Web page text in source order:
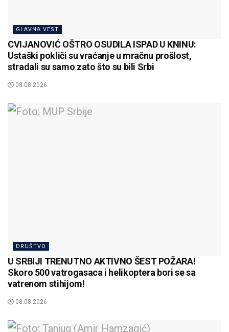
GLAVNA VEST
CVIJANOVIĆ OŠTRO OSUDILA ISPAD U KNINU:
Ustaški pokliči su vraćanje u mračnu prošlost,
stradali su samo zato što su bili Srbi
08.08.2026
DRUŠTVO
U SRBIJI TRENUTNO AKTIVNO ŠEST POŽARA!
Skoro 500 vatrogasaca i helikoptera bori se sa
vatrenom stihijom!
08.08.2026